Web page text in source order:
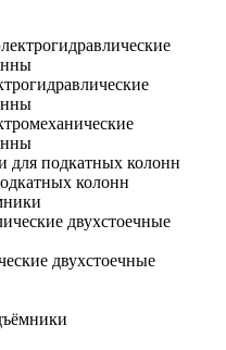
для подкатных колонн
колонн
двухстоечные
двухстоечные